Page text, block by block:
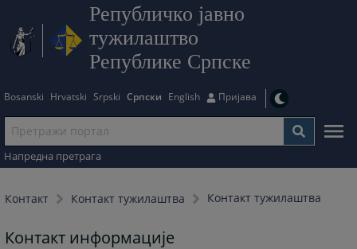
Републичко јавно
тужилаштво
Републике Српске
Bosanski Hrvatski Srpski Српски English Пријава
Напредна претрага
Контакт Контакт тужилаштва Контакт тужилаштва
Контакт информације